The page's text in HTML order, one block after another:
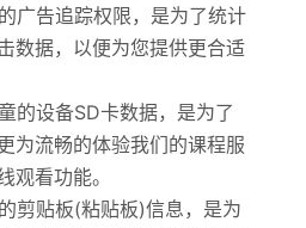
广告追踪权限，是为了统计
数据，以便为您提供更合适
的设备SD卡数据，是为了
为流畅的体验我们的课程服
观看功能。
剪贴板(粘贴板)信息，是为